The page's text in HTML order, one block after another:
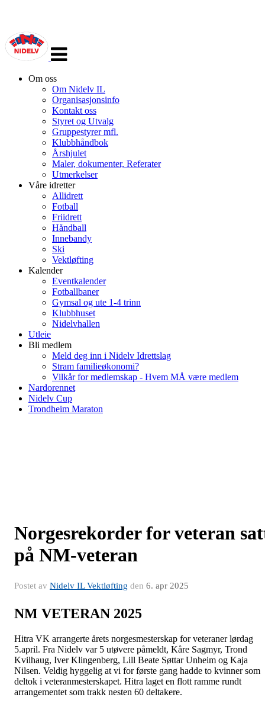
navigasjon
Om oss
Om Nidelv IL
Organisasjonsinfo
Kontakt oss
Styret og Utvalg
Gruppestyrer mfl.
Klubbhåndbok
Årshjulet
Maler, dokumenter, Referater
Utmerkelser
Våre idretter
Allidrett
Fotball
Friidrett
Håndball
Innebandy
Ski
Vektløfting
Kalender
Eventkalender
Fotballbaner
Gymsal og ute 1-4 trinn
Klubbhuset
Nidelvhallen
Utleie
Bli medlem
Meld deg inn i Nidelv Idrettslag
Stram familieøkonomi?
Vilkår for medlemskap - Hvem MÅ være medlem
Nardorennet
Nidelv Cup
Trondheim Maraton
Norgesrekorder for veteran
på NM-veteran
Postet av Nidelv IL Vektløfting den 6. apr 2025
NM VETERAN 2025
Hitra VK arrangerte årets norgesmesterskap for veteraner lørdag
5.april. Fra Nidelv var 5 utøvere påmeldt, Kåre Sagmyr, Trond
Kvilhaug, Iver Klingenberg, Lill Beate Søttar Unheim og Kaja
Nilsen. Veldig hyggelig at vi for første gang hadde to kvinner som
deltok i veteranmesterskapet. Hitra laget en flott ramme rundt
arrangementet som trakk nesten 60 deltakere.